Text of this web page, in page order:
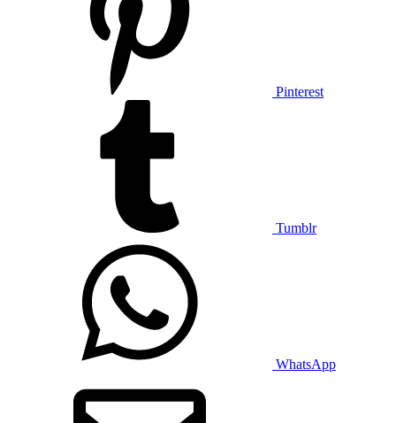
Pinterest
Tumblr
WhatsApp